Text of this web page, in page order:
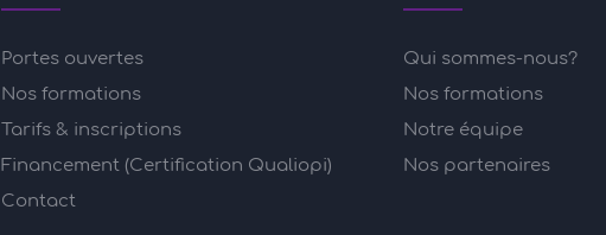
Portes ouvertes
Nos formations
Tarifs & inscriptions
Financement (Certification Qualiopi)
Contact
Qui sommes-nous?
Nos formations
Notre équipe
Nos partenaires